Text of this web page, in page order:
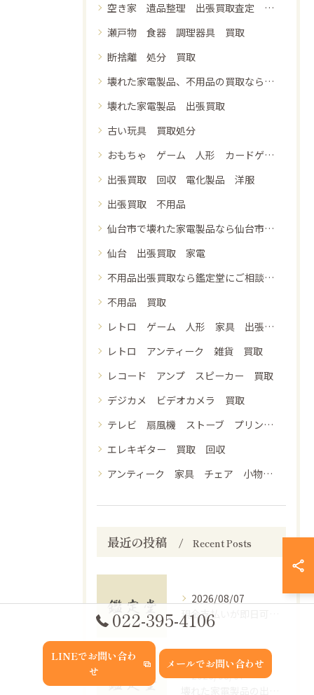
空き家 遺品整理 出張買取査定 電化製品 家具 食器
瀬戸物 食器 調理器具 買取
断捨離 処分 買取
壊れた家電製品、不用品の買取なら鑑定堂にご相談下さい 出張買取 無料見積もり 即日現金支払い
壊れた家電製品 出張買取
古い玩具 買取処分
おもちゃ ゲーム 人形 カードゲーム 買取 引き取り 処分
出張買取 回収 電化製品 洋服
出張買取 不用品
仙台市で壊れた家電製品なら仙台市青葉区の鑑定堂へご相談下さい 出張買取 無料見積もり 即日現金支払い
仙台 出張買取 家電
不用品出張買取なら鑑定堂にご相談ください 見積無料 即日現金支払い
不用品 買取
レトロ ゲーム 人形 家具 出張買取
レトロ アンティーク 雑貨 買取
レコード アンプ スピーカー 買取
デジカメ ビデオカメラ 買取
テレビ 扇風機 ストーブ プリンター 健康器具 生活家電 買取 処分
エレキギター 買取 回収
アンティーク 家具 チェア 小物入れ 出張買取
最近の投稿 Recent Posts
2026/08/07
2026/08/07
022-395-4106
LINEでお問い合わ
せ
メールでお問い合わせ